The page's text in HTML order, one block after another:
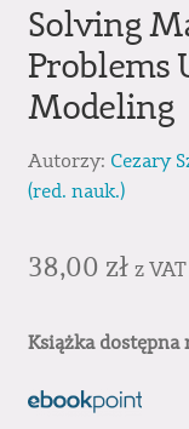
Solving
Problems
Modeling
Autorzy: Cezary
(red. nauk.)
38,00 zł z VAT
Książka